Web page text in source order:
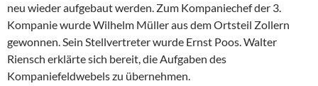
neu wieder aufgebaut werden. Zum Kompaniechef der 3.
Kompanie wurde Wilhelm Müller aus dem Ortsteil Zollern
gewonnen. Sein Stellvertreter wurde Ernst Poos. Walter
Riensch erklärte sich bereit, die Aufgaben des
Kompaniefeldwebels zu übernehmen.